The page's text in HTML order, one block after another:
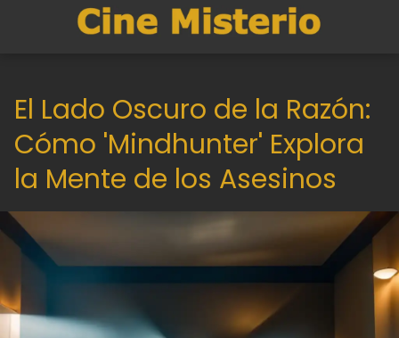
El Lado Oscuro de la Razón:
Cómo 'Mindhunter' Explora
la Mente de los Asesinos